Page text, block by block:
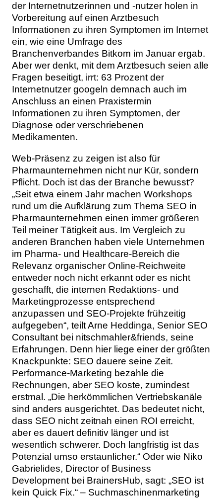
Personen
Über uns
der Internetnutzerinnen und -nutzer holen in
Vorbereitung auf einen Arztbesuch
Informationen zu ihren Symptomen im Internet
ein, wie eine Umfrage des
Branchenverbandes Bitkom im Januar ergab.
Aber wer denkt, mit dem Arztbesuch seien alle
Fragen beseitigt, irrt: 63 Prozent der
Internetnutzer googeln demnach auch im
Anschluss an einen Praxistermin
Informationen zu ihren Symptomen, der
Diagnose oder verschriebenen
Medikamenten.
Web-Präsenz zu zeigen ist also für
Pharmaunternehmen nicht nur Kür, sondern
Pflicht. Doch ist das der Branche bewusst?
„Seit etwa einem Jahr machen Workshops
rund um die Aufklärung zum Thema SEO in
Pharmaunternehmen einen immer größeren
Teil meiner Tätigkeit aus. Im Vergleich zu
anderen Branchen haben viele Unternehmen
im Pharma- und Healthcare-Bereich die
Relevanz organischer Online-Reichweite
entweder noch nicht erkannt oder es nicht
geschafft, die internen Redaktions- und
Marketingprozesse entsprechend
anzupassen und SEO-Projekte frühzeitig
aufgegeben“, teilt Arne Heddinga, Senior SEO
Consultant bei nitschmahler&friends, seine
Erfahrungen. Denn hier liege einer der größten
Knackpunkte: SEO dauere seine Zeit.
Performance-Marketing bezahle die
Rechnungen, aber SEO koste, zumindest
erstmal. „Die herkömmlichen Vertriebskanäle
sind anders ausgerichtet. Das bedeutet nicht,
dass SEO nicht zeitnah einen ROI erreicht,
aber es dauert definitiv länger und ist
wesentlich schwerer. Doch langfristig ist das
Potenzial umso erstaunlicher.“ Oder wie Niko
Gabrielides, Director of Business
Development bei BrainersHub, sagt: „SEO ist
kein Quick Fix.“ – Suchmaschinenmarketing